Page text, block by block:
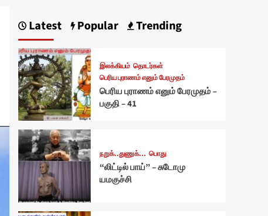
Latest Popular Trending
இலக்கியம் தொடர்கள்
பெரிய புராணம் எனும் பேரமுதம்
பெரிய புராணம் எனும் பேரமுதம் –
பகுதி – 41
நறுக்..துணுக்... பொது
“லிட்டில் பாய்” – சுடோமு
யமகுச்சி